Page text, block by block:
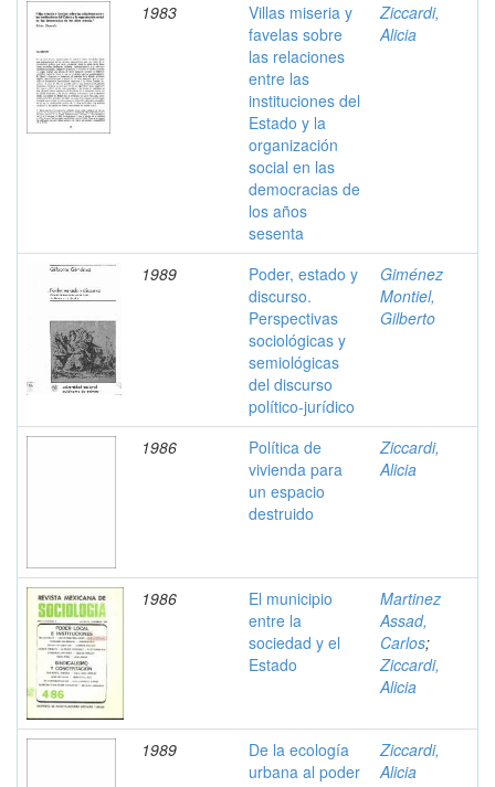
1983
Villas miseria y
favelas sobre
las relaciones
entre las
instituciones del
Estado y la
organización
social en las
democracias de
los años
sesenta
Ziccardi,
Alicia
1989
Poder, estado y
discurso.
Perspectivas
sociológicas y
semiológicas
del discurso
político-jurídico
Giménez
Montiel,
Gilberto
1986
Política de
vivienda para
un espacio
destruido
Ziccardi,
Alicia
1986
El municipio
entre la
sociedad y el
Estado
Martinez
Assad,
Carlos;
Ziccardi,
Alicia
1989
De la ecología
urbana al poder
Ziccardi,
Alicia